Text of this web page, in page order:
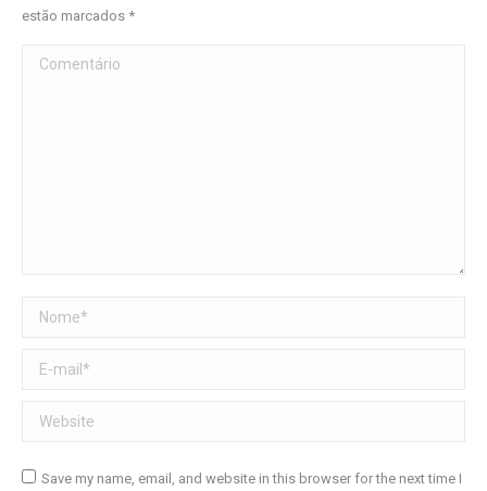
estão marcados *
Comentário
Nome *
E-mail *
Website
Save my name, email, and website in this browser for the next time I